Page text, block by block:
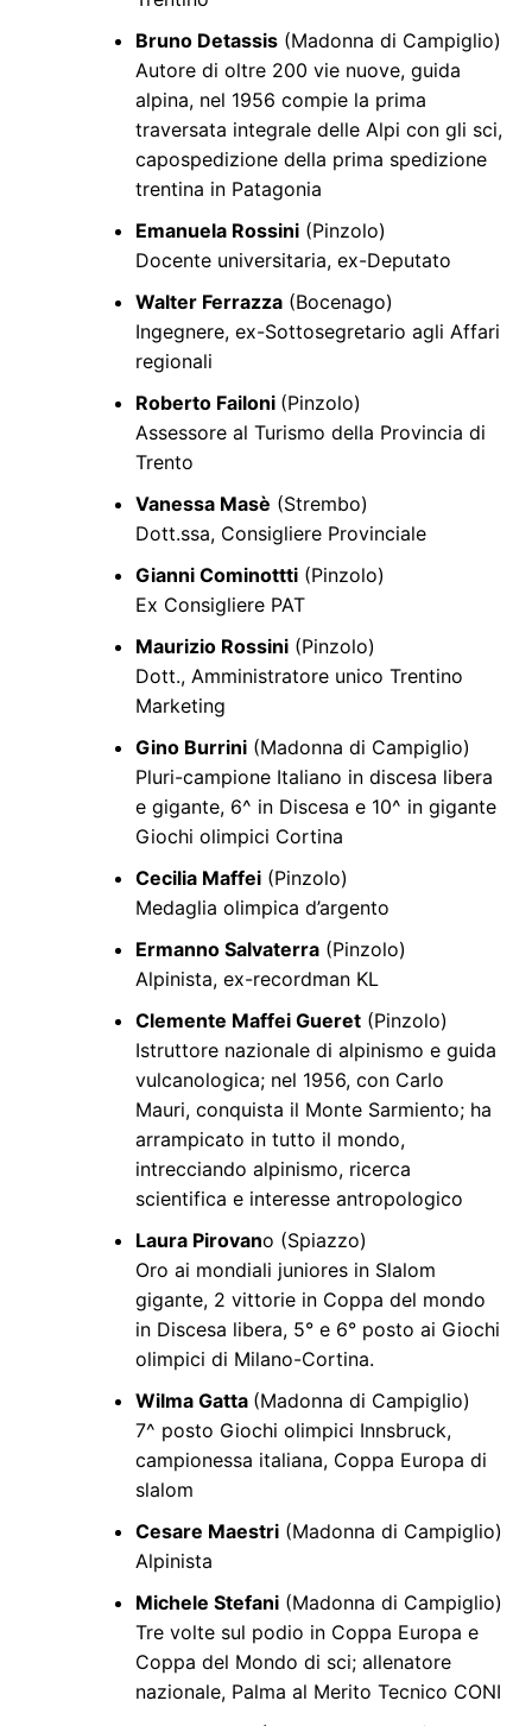
Bruno Detassis(Madonna di Campiglio)
Autore di oltre 200 vie nuove, guida
alpina, nel 1956 compie la prima
traversata integrale delle Alpi con gli sci,
capospedizione della prima spedizione
trentina in Patagonia
Emanuela Rossini(Pinzolo)
Docente universitaria, ex-Deputato
Walter Ferrazza(Bocenago)
Ingegnere, ex-Sottosegretario agli Affari
regionali
Roberto Failoni (Pinzolo)
Assessore al Turismo della Provincia di
Trento
Vanessa Masè (Strembo)
Dott.ssa, Consigliere Provinciale
Gianni Cominottti(Pinzolo)
Ex Consigliere PAT
Maurizio Rossini(Pinzolo)
Dott., Amministratore unico Trentino
Marketing
Gino Burrini(Madonna di Campiglio)
Pluri-campione Italiano in discesa libera
e gigante, 6^ in Discesa e 10^ in gigante
Giochi olimpici Cortina
Cecilia Maffei(Pinzolo)
Medaglia olimpica d’argento
Ermanno Salvaterra(Pinzolo)
Alpinista, ex-recordman KL
Clemente Maffei Gueret(Pinzolo)
Istruttore nazionale di alpinismo e guida
vulcanologica; nel 1956, con Carlo
Mauri, conquista il Monte Sarmiento; ha
arrampicato in tutto il mondo,
intrecciando alpinismo, ricerca
scientifica e interesse antropologico
Laura Pirovano (Spiazzo)
Oro ai mondiali juniores in Slalom
gigante, 2 vittorie in Coppa del mondo
in Discesa libera, 5° e 6° posto ai Giochi
olimpici di Milano-Cortina.
Wilma Gatta (Madonna di Campiglio)
7^ posto Giochi olimpici Innsbruck,
campionessa italiana, Coppa Europa di
slalom
Cesare Maestri(Madonna di Campiglio)
Alpinista
Michele Stefani(Madonna di Campiglio)
Tre volte sul podio in Coppa Europa e
Coppa del Mondo di sci; allenatore
nazionale, Palma al Merito Tecnico CONI